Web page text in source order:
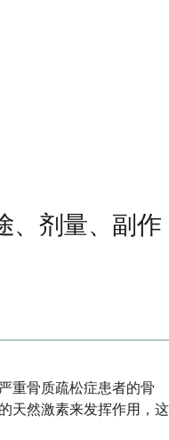
、剂量、副作
重骨质疏松症患者的骨
天然激素来发挥作用，这